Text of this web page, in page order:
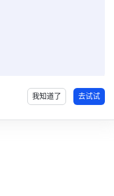
我知道了 去试试